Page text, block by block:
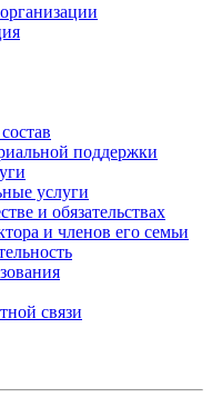
поддержки
услуги
и обязательствах
и членов его семьи
связи